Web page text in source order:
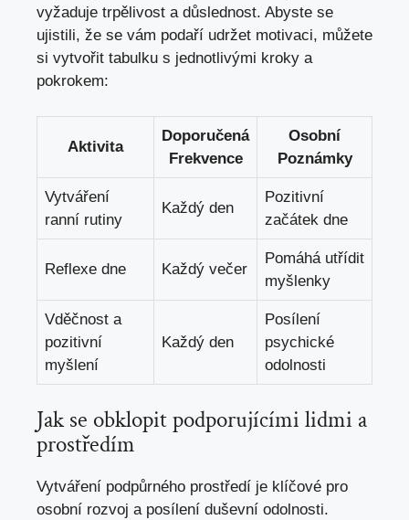
vyžaduje trpělivost​ a důslednost. Abyste se
‌ujistili, že se vám podaří udržet motivaci, ​ můžete
si vytvořit tabulku s jednotlivými kroky a ​
pokrokem:
Aktivita
Doporučená
Frekvence
Osobní
Poznámky
Vytváření‍
ranní rutiny
Každý den
Pozitivní‍
začátek dne
Reflexe dne Každý večer
Pomáhá utřídit‍
myšlenky
Vděčnost a
pozitivní
myšlení
Každý den
Posílení‍
psychické
odolnosti
Jak se obklopit podporujícími lidmi‍ a
prostředím
Vytváření‌ podpůrného ⁣prostředí je ‍klíčové pro
osobní rozvoj a posílení duševní ​odolnosti.